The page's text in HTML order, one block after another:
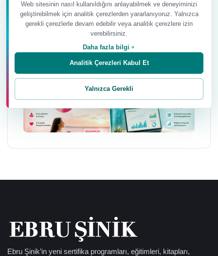
Superintelligence dönemini bir SWOT
perspektifiyle değerlendir…
Ebru Şinik’in yeni sertifika programları, eğitimleri, kitapları,
Web sitesinin nasıl kullanıldığını anlayabilmek ve deneyiminizi
geliştirebilmek için analitik çerezlerden yararlanıyoruz. Yalnızca
gerekli çerezlerle devam edebilir veya analitik çerezlere izin
verebilirsiniz.
Daha fazla bilgi
Yalnızca Gerekli
Analitik Çerezleri Kabul Et